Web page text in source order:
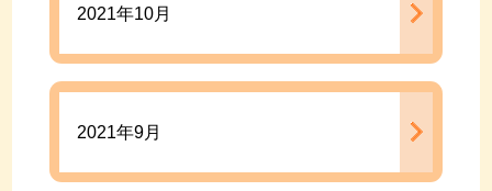
2021年10月
2021年9月